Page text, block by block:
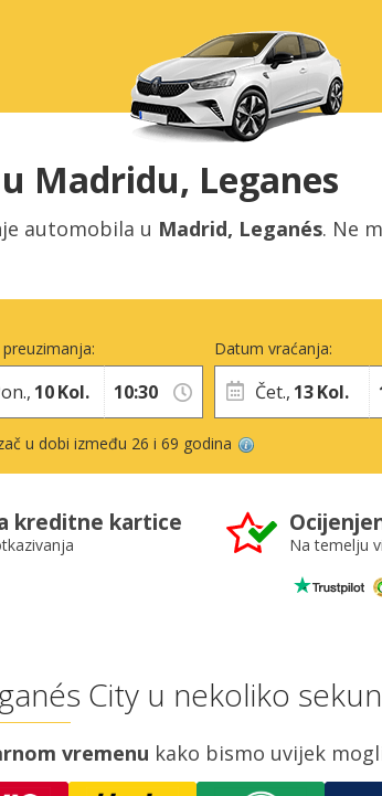
Madridu, Leganes
automobila u Madrid, Leganés. Ne
10Kol.
Datum vraćanja:
Čet., 13Kol.
u dobi između 26 i 69 godina
kreditne kartice
Na temelju
City u nekoliko
vremenu kako bismo uvijek